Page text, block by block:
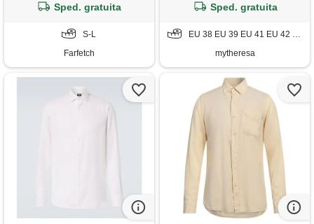
Sped. gratuita
S-L
Farfetch
Sped. gratuita
EU 38 EU 39 EU 41 EU 42 EU 43
mytheresa